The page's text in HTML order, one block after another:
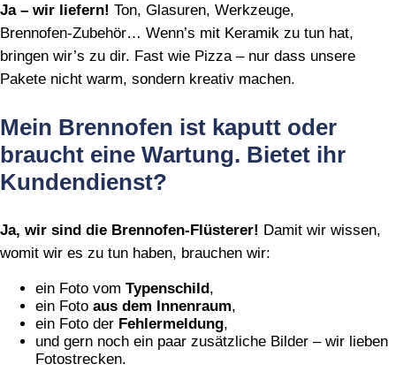
Ja – wir liefern! Ton, Glasuren, Werkzeuge,
Brennofen‑Zubehör… Wenn’s mit Keramik zu tun hat,
bringen wir’s zu dir. Fast wie Pizza – nur dass unsere
Pakete nicht warm, sondern kreativ machen.
Mein Brennofen ist kaputt oder
braucht eine Wartung. Bietet ihr
Kundendienst?
Ja, wir sind die Brennofen‑Flüsterer! Damit wir wissen,
womit wir es zu tun haben, brauchen wir:
ein Foto vom Typenschild,
ein Foto aus dem Innenraum,
ein Foto der Fehlermeldung,
und gern noch ein paar zusätzliche Bilder – wir lieben
Fotostrecken.